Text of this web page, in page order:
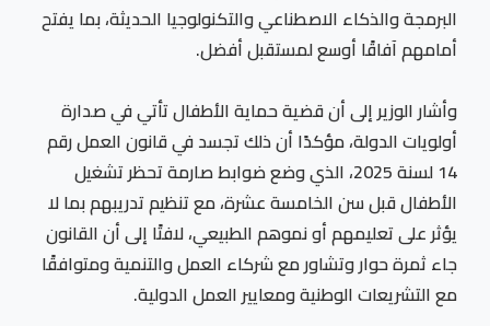
البرمجة والذكاء الاصطناعي والتكنولوجيا الحديثة، بما يفتح
أمامهم آفاقًا أوسع لمستقبل أفضل.
وأشار الوزير إلى أن قضية حماية الأطفال تأتي في صدارة
أولويات الدولة، مؤكدًا أن ذلك تجسد في قانون العمل رقم
14 لسنة 2025، الذي وضع ضوابط صارمة تحظر تشغيل
الأطفال قبل سن الخامسة عشرة، مع تنظيم تدريبهم بما لا
يؤثر على تعليمهم أو نموهم الطبيعي، لافتًا إلى أن القانون
جاء ثمرة حوار وتشاور مع شركاء العمل والتنمية ومتوافقًا
مع التشريعات الوطنية ومعايير العمل الدولية.